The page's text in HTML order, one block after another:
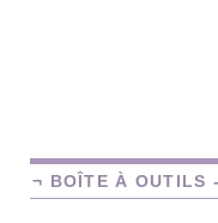
¬ BOÎTE À OUTILS